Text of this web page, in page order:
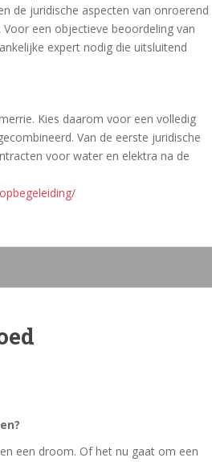
de juridische aspecten van onroerend
een objectieve beoordeling van
expert nodig die uitsluitend
Kies daarom voor een volledig
Van de eerste juridische
voor water en elektra na de
een droom. Of het nu gaat om een